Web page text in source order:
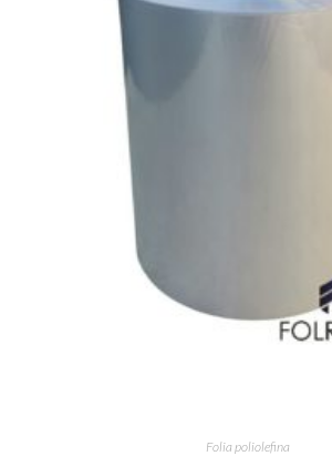
Folia poliolefina